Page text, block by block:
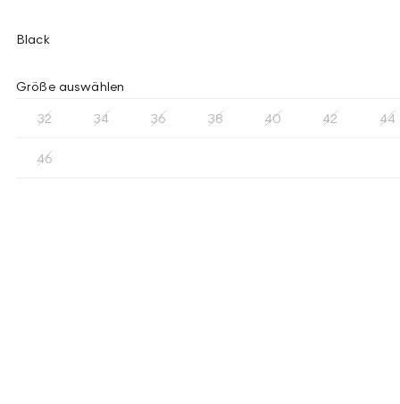
Black
Größe auswählen
32 34 36 38 40 42 44
46